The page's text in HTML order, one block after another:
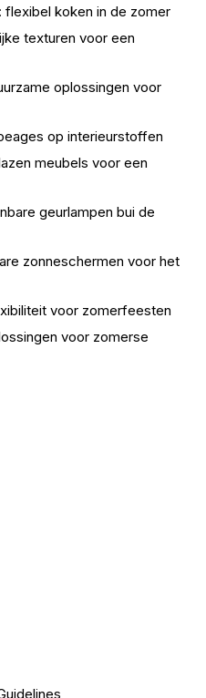
flexibel koken in de zomer
texturen voor een
oplossingen voor
op interieurstoffen
meubels voor een
geurlampen bui de
zonneschermen voor het
voor zomerfeesten
voor zomerse